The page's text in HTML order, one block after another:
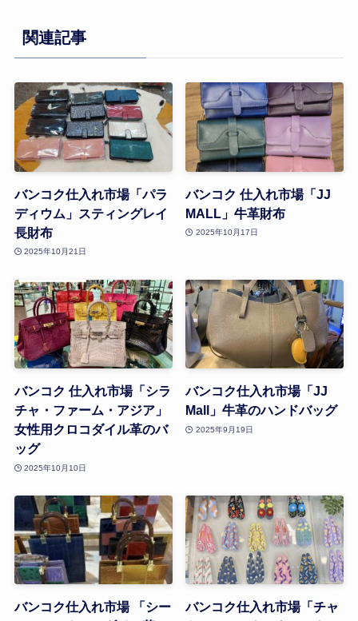
関連記事
バンコク仕入れ市場「パラ
ディウム」スティングレイ
長財布
2025年10月21日
バンコク 仕入れ市場「JJ
MALL」牛革財布
2025年10月17日
バンコク 仕入れ市場「シラ
チャ・ファーム・アジア」
女性用クロコダイル革のバ
ッグ
2025年10月10日
バンコク仕入れ市場「JJ
Mall」牛革のハンドバッグ
2025年9月19日
バンコク仕入れ市場 「シー
バンコク仕入れ市場「チャ